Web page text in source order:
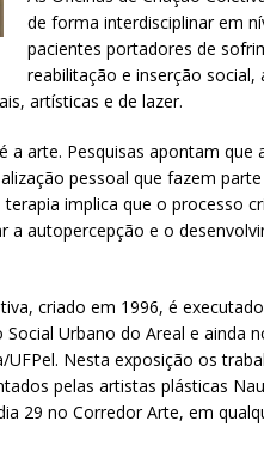
de forma interdisciplinar em
pacientes portadores de
reabilitação e inserção
artísticas e de lazer.
a arte. Pesquisas apontam
pessoal que fazem
implica que o processo
autopercepção e o
criado em 1996, é
Urbano do Areal e ainda
Nesta exposição os
pelas artistas plásticas
29 no Corredor Arte, em